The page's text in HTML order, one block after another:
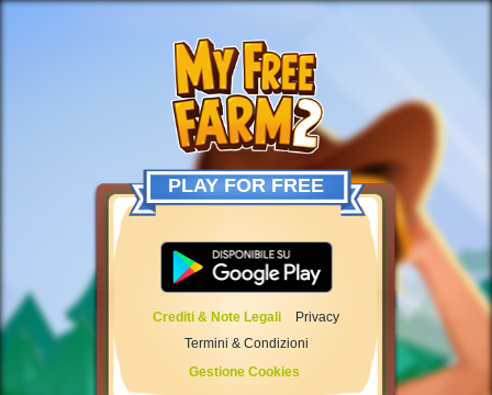
PLAY FOR FREE
Crediti & Note Legali
Privacy
Termini & Condizioni
Gestione Cookies